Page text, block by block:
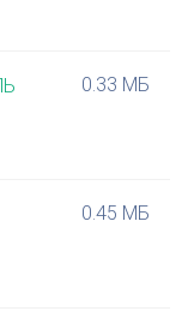
0.33 МБ
0.45 МБ